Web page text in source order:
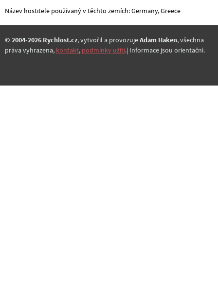
Název hostitele používaný v těchto zemích: Germany, Greece
© 2004-2026 Rychlost.cz, vytvořil a provozujeAdam Haken, všechna
práva vyhrazena, kontakt, podmínky užití.| Informace jsou orientační.